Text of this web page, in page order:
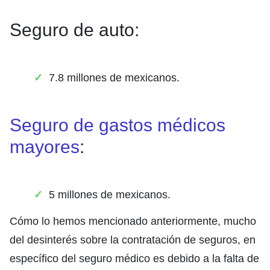
Seguro de auto:
7.8 millones de mexicanos.
Seguro de gastos médicos
mayores:
5 millones de mexicanos.
Cómo lo hemos mencionado anteriormente, mucho
del desinterés sobre la contratación de seguros, en
específico del seguro médico es debido a la falta de